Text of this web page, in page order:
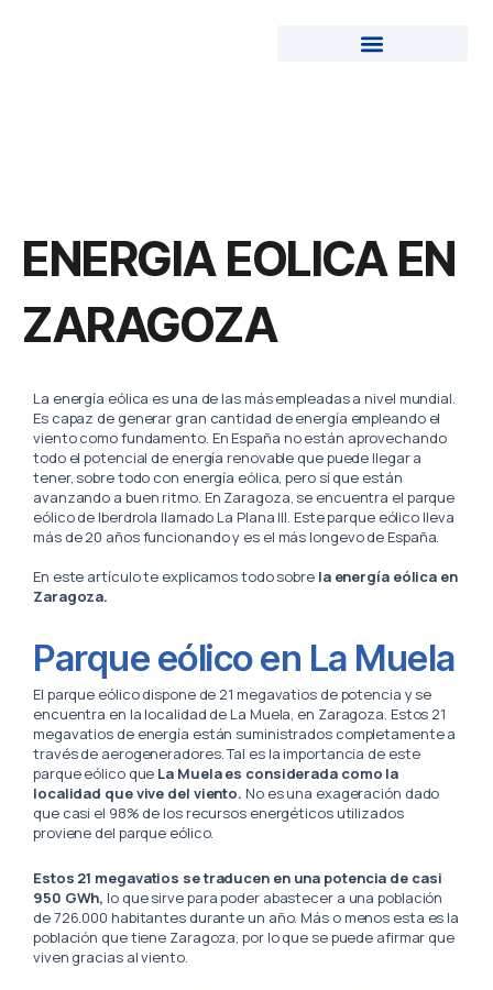
ENERGIA EOLICA EN
ZARAGOZA
La energía eólica es una de las más empleadas a nivel mundial.
Es capaz de generar gran cantidad de energía empleando el
viento como fundamento. En España no están aprovechando
todo el potencial de energía renovable que puede llegar a
tener, sobre todo con energía eólica, pero sí que están
avanzando a buen ritmo. En Zaragoza, se encuentra el parque
eólico de Iberdrola llamado La Plana III. Este parque eólico lleva
más de 20 años funcionando y es el más longevo de España.
En este artículo te explicamos todo sobre la energía eólica en
Zaragoza.
Parque eólico en La Muela
El parque eólico dispone de 21 megavatios de potencia y se
encuentra en la localidad de La Muela, en Zaragoza. Estos 21
megavatios de energía están suministrados completamente a
través de aerogeneradores. Tal es la importancia de este
parque eólico que La Muela es considerada como la
localidad que vive del viento. No es una exageración dado
que casi el 98% de los recursos energéticos utilizados
proviene del parque eólico.
Estos 21 megavatios se traducen en una potencia de casi
950 GWh, lo que sirve para poder abastecer a una población
de 726.000 habitantes durante un año. Más o menos esta es la
población que tiene Zaragoza, por lo que se puede afirmar que
viven gracias al viento.